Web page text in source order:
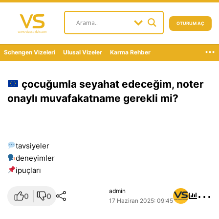
OTURUM AÇ
Schengen Vizeleri Ulusal Vizeler Karma Rehber ...
çocuğumla seyahat edeceğim, noter
onaylı muvafakatname gerekli mi?
tavsiyeler
deneyimler
i̇puçları
0 0
admin
17 Haziran 2025: 09:45
⋯